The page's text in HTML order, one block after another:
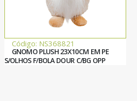
Código: NS368821
GNOMO PLUSH 23X10CM EM PE
S/OLHOS F/BOLA DOUR C/BG OPP